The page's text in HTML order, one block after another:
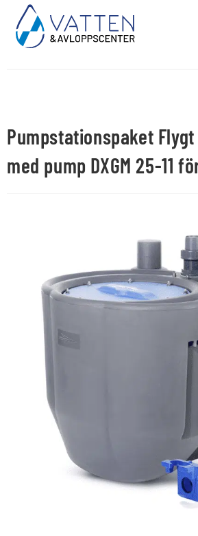
Pumpstationspaket
med pump DXGM 25-11